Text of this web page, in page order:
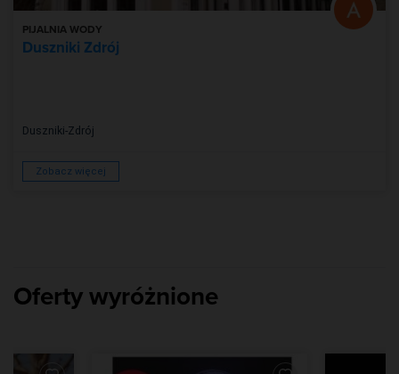
PIJALNIA WODY
Duszniki Zdrój
Duszniki-Zdrój
Zobacz więcej
Oferty wyróżnione